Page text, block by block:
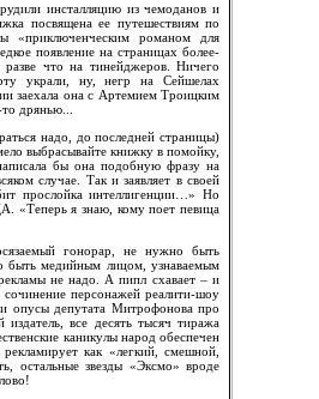
инсталляцию из чемоданов и
посвящена ее путешествиям по
«приключенческим романом для
появление на страницах более-
разве что на тинейджеров. Ничего
украли, ну, негр на Сейшелах
заехала она с Артемием Троицким
дрянью...
надо, до последней страницы)
выбрасывайте книжку в помойку,
бы она подобную фразу на
случае. Так и заявляет в своей
прослойка интеллигенции…» Но
«Теперь я знаю, кому поет певица
гонорар, не нужно быть
быть медийным лицом, узнаваемым
не надо. А пипл схавает – и
персонажей реалити-шоу
опусы депутата Митрофонова про
все десять тысяч тиража
каникулы народ обеспечен
как «легкий, смешной,
остальные звезды «Эксмо» вроде